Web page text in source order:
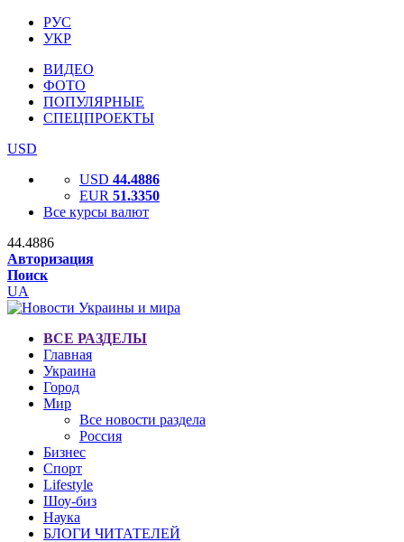
РУС
УКР
ВИДЕО
ФОТО
ПОПУЛЯРНЫЕ
СПЕЦПРОЕКТЫ
USD
USD 44.4886
EUR 51.3350
Все курсы валют
44.4886
Авторизация
Поиск
UA
ВСЕ РАЗДЕЛЫ
Главная
Украина
Город
Мир
Все новости раздела
Россия
Бизнес
Спорт
Lifestyle
Шоу-биз
Наука
БЛОГИ ЧИТАТЕЛЕЙ